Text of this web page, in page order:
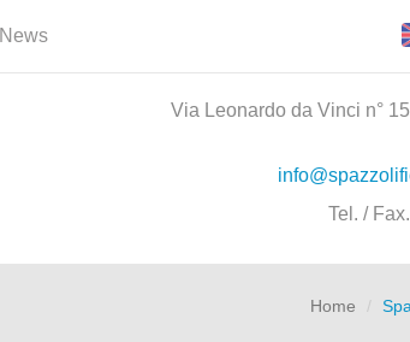
News
Via Leonardo da Vinci n°
Tel. /
Home